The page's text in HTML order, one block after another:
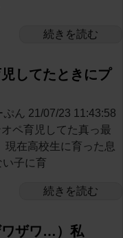
続きを読む
してたときにプ
ん 21/07/23 11:43:58
ペ育児してた真っ最
現在高校生に育った息
子に育
続きを読む
ワザワ…）私